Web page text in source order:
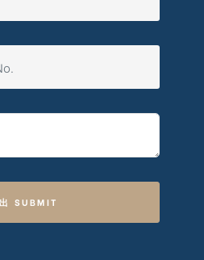
SUBMIT